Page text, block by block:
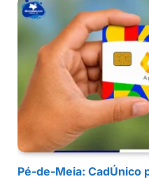
Pé-de-Meia: CadÚnico